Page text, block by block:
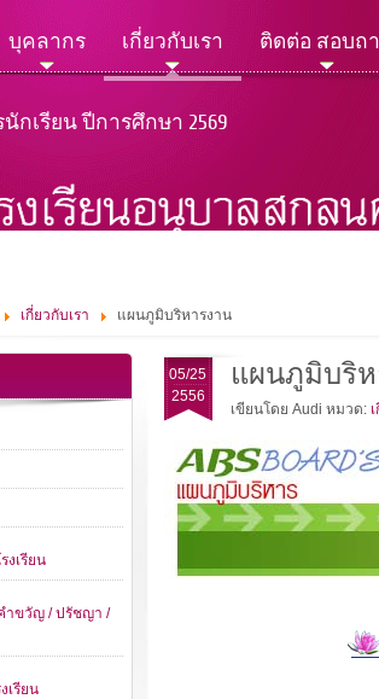
บุคลากร เกี่ยวกับเรา ติดต่อ สอบถ
กเรียน ปีการศึกษา 2569
เกี่ยวกับเรา แผนภูมิบริหารงาน
05/25
2556
แผนภูมิบริห
เขียนโดย Audi หมวด:
งเรียน
ำขวัญ / ปรัชญา /
เรียน